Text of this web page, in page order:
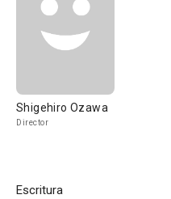
Shigehiro Ozawa
Director
Escritura